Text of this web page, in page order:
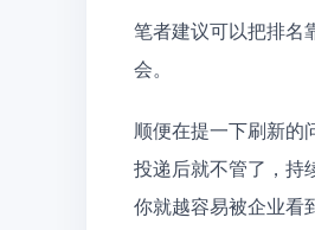
笔者建议可以把排名
会。
顺便在提一下刷新的
投递后就不管了，持
你就越容易被企业看